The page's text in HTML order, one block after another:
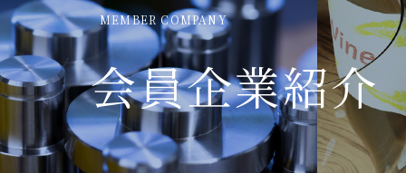
MEMBER COMPANY
会員企業紹介